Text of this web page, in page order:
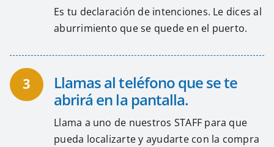
Es tu declaración de intenciones. Le dices al
aburrimiento que se quede en el puerto.
3
Llamas al teléfono que se te
abrirá en la pantalla.
Llama a uno de nuestros STAFF para que
pueda localizarte y ayudarte con la compra